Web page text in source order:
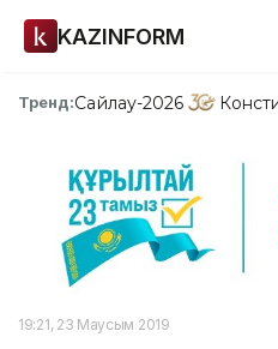
KAZINFORM
Тренд:Сайлау-2026
19:21, 23 Маусым 2019